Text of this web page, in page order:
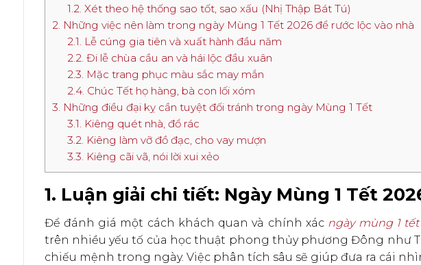
1.2. Xét theo hệ thống sao tốt, sao xấu (Nhị Thập Bát Tú)
2. Những việc nên làm trong ngày Mùng 1 Tết 2026 để rước lộc vào nhà
2.1. Lễ cúng gia tiên và xuất hành đầu năm
2.2. Đi lễ chùa cầu an và hái lộc đầu xuân
2.3. Mặc trang phục màu sắc may mắn
2.4. Chúc Tết họ hàng, bà con lối xóm
3. Những điều đại kỵ cần tuyệt đối tránh trong ngày Mùng 1 Tết
3.1. Kiêng quét nhà, đổ rác
3.2. Kiêng làm vỡ đồ đạc, cho vay mượn
3.3. Kiêng cãi vã, nói lời xui xẻo
1. Luận giải chi tiết: Ngày Mùng 1 Tết
Để đánh giá một cách khách quan và chính xác ngày mùng 1
trên nhiều yếu tố của học thuật phong thủy phương Đông như
chiếu mệnh trong ngày. Việc phân tích sâu sẽ giúp đưa ra cái